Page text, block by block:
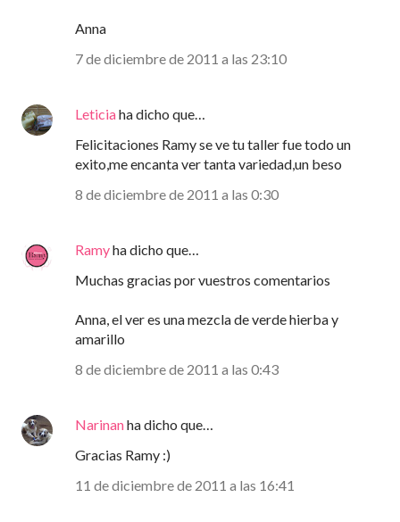
Anna
7 de diciembre de 2011 a las 23:10
Leticiaha dicho que…
Felicitaciones Ramy se ve tu taller fue todo un
exito,me encanta ver tanta variedad,un beso
8 de diciembre de 2011 a las 0:30
Ramyha dicho que…
Muchas gracias por vuestros comentarios
Anna, el ver es una mezcla de verde hierba y
amarillo
8 de diciembre de 2011 a las 0:43
Narinanha dicho que…
Gracias Ramy :)
11 de diciembre de 2011 a las 16:41